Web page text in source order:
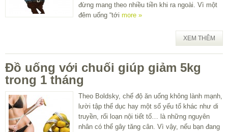
đừng mang theo nhiều tiền khi ra ngoài. Vì một
đêm uống “tới more »
XEM THÊM
Đồ uống với chuối giúp giảm 5kg
trong 1 tháng
Theo Boldsky, chế độ ăn uống không lành mạnh,
lười tập thể dục hay một số yếu tố khác như di
truyền, rối loạn nội tiết tố… là những nguyên
nhân có thể gây tăng cân. Vì vậy, nếu bạn đang